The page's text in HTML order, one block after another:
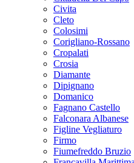
Civita
Cleto
Colosimi
Corigliano-Rossano
Cropalati
Crosia
Diamante
Dipignano
Domanico
Fagnano Castello
Falconara Albanese
Figline Vegliaturo
Firmo
Fiumefreddo Bruzio